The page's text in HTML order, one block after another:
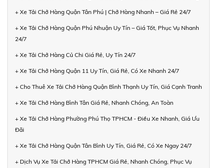
+ Xe Tải Chở Hàng Quận Tân Phú | Chở Hàng Nhanh – Giá Rẻ 24/7
+ Xe Tải Chở Hàng Quận Phú Nhuận Uy Tín – Giá Tốt, Phục Vụ Nhanh
24/7
+ Xe Tải Chở Hàng Củ Chi Giá Rẻ, Uy Tín 24/7
+ Xe Tải Chở Hàng Quận 11 Uy Tín, Giá Rẻ, Có Xe Nhanh 24/7
+ Cho Thuê Xe Tải Chở Hàng Quận Bình Thạnh Uy Tín, Giá Cạnh Tranh
+ Xe Tải Chở Hàng Bình Tân Giá Rẻ, Nhanh Chóng, An Toàn
+ Xe Tải Chở Hàng Phường Phú Thọ TPHCM - Điều Xe Nhanh, Giá Ưu
Đãi
+ Xe Tải Chở Hàng Quận Tân Bình Uy Tín, Giá Rẻ, Có Xe Ngay 24/7
+ Dịch Vụ Xe Tải Chở Hàng TPHCM Giá Rẻ, Nhanh Chóng, Phục Vụ